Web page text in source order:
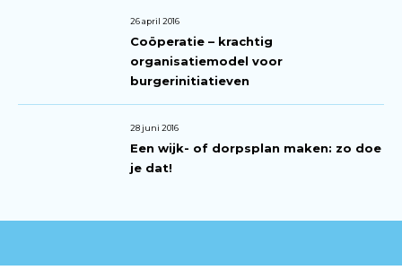
26 april 2016
Coöperatie – krachtig
organisatiemodel voor
burgerinitiatieven
28 juni 2016
Een wijk- of dorpsplan maken: zo doe
je dat!